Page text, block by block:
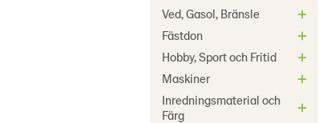
Ved, Gasol, Bränsle
Fästdon
Hobby, Sport och Fritid
Maskiner
Inredningsmaterial och
Färg